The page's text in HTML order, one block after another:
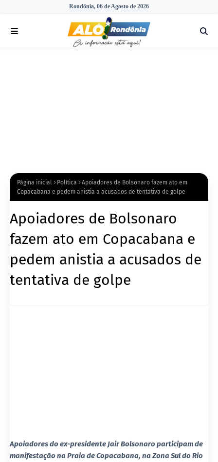
Rondônia, 06 de Agosto de 2026
Página inicial Política
Apoiadores de Bolsonaro fazem ato em
Copacabana e pedem anistia a acusados de tentativa de golpe
Apoiadores de Bolsonaro
fazem ato em Copacabana e
pedem anistia a acusados de
tentativa de golpe
Apoiadores do ex-presidente Jair Bolsonaro participam de
manifestação na Praia de Copacabana, na Zona Sul do Rio